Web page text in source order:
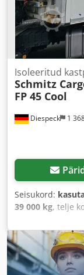
Diespeck 1
Isoleeritud
Schmitz
FP 45 Cool
Seisukord:
39 000 kg, telje
mm,
2 640 mm,
385/65 R22,5,
ABS,